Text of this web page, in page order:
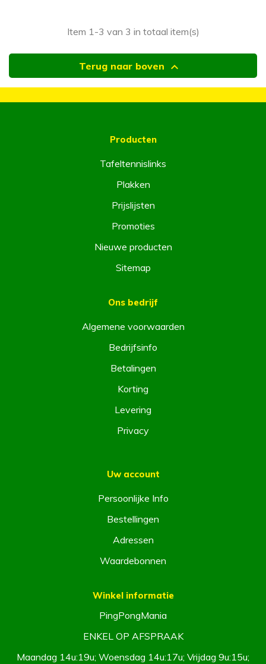
Item 1-3 van 3 in totaal item(s)
Terug naar boven 
Producten
Tafeltennislinks
Plakken
Prijslijsten
Promoties
Nieuwe producten
Sitemap
Ons bedrijf
Algemene voorwaarden
Bedrijfsinfo
Betalingen
Korting
Levering
Privacy
Uw account
Persoonlijke Info
Bestellingen
Adressen
Waardebonnen
Winkel informatie
PingPongMania
ENKEL OP AFSPRAAK
Maandag 14u:19u; Woensdag 14u:17u; Vrijdag 9u:15u;